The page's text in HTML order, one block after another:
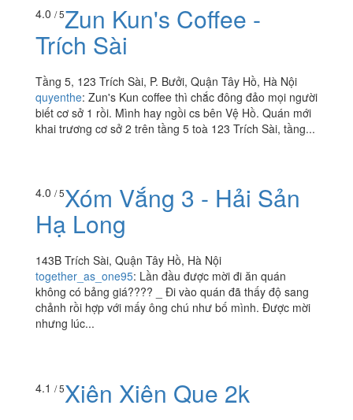
4.0 / 5Zun Kun's Coffee -
Trích Sài
Tầng 5, 123 Trích Sài, P. Bưởi, Quận Tây Hồ, Hà Nội
quyenthe: Zun's Kun coffee thì chắc đông đảo mọi người
biết cơ sở 1 rồi. Mình hay ngồi cs bên Vệ Hồ. Quán mới
khai trương cơ sở 2 trên tầng 5 toà 123 Trích Sài, tầng...
4.0 / 5Xóm Vắng 3 - Hải Sản
Hạ Long
143B Trích Sài, Quận Tây Hồ, Hà Nội
together_as_one95: Lần đầu được mời đi ăn quán
không có bảng giá???? _ Đi vào quán đã thấy độ sang
chảnh rồi hợp với mấy ông chú như bố mình. Được mời
nhưng lúc...
4.1 / 5Xiên Xiên Que 2k